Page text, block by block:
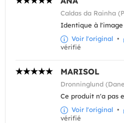
Caldas da Rainha
Identique à
Voir l'original •
vérifié
MARISOL
Dronninglund
Ce produit n'a pas
Voir l'original •
vérifié